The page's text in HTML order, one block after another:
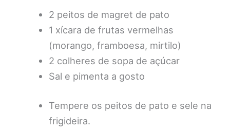
2 peitos de magret de pato
1 xícara de frutas vermelhas
(morango, framboesa, mirtilo)
2 colheres de sopa de açúcar
Sal e pimenta a gosto
Tempere os peitos de pato e sele na
frigideira.